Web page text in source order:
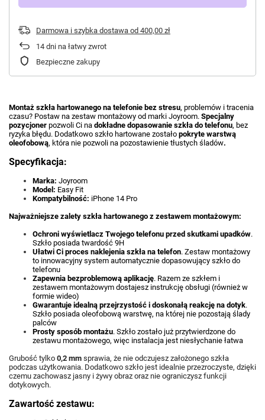
Darmowa i szybka dostawa od 400,00 zł
14 dni na łatwy zwrot
Bezpieczne zakupy
Montaż szkła hartowanego na telefonie bez stresu, problemów i tracenia
czasu? Postaw na zestaw montażowy od marki Joyroom. Specjalny
pozycjoner pozwoli Ci na dokładne dopasowanie szkła do telefonu, bez
ryzyka błędu. Dodatkowo szkło hartowane zostało pokryte warstwą
oleofobową, która nie pozwoli na pozostawienie tłustych śladów.
Specyfikacja:
Marka: Joyroom
Model: Easy Fit
Kompatybilność: iPhone 14 Pro
Najważniejsze zalety szkła hartowanego z zestawem montażowym:
Ochroni wyświetlacz Twojego telefonu przed skutkami upadków.
Szkło posiada twardość 9H
Ułatwi Ci proces naklejenia szkła na telefon. Zestaw montażowy
to innowacyjny system automatycznie dopasowujący szkło do
telefonu
Zapewnia bezproblemową aplikację. Razem ze szkłem i
zestawem montażowym dostajesz instrukcję obsługi (również w
formie wideo)
Gwarantuje idealną przejrzystość i doskonałą reakcję na dotyk.
Szkło posiada oleofobową warstwę, na której nie pozostają ślady
palców
Prosty sposób montażu. Szkło zostało już przytwierdzone do
zestawu montażowego, więc instalacja jest niesłychanie łatwa
Grubość tylko 0,2 mm sprawia, że nie odczujesz założonego szkła
podczas użytkowania. Dodatkowo szkło jest idealnie przezroczyste, dzięki
czemu zachowasz jasny i żywy obraz oraz nie ograniczysz funkcji
dotykowych.
Zawartość zestawu: